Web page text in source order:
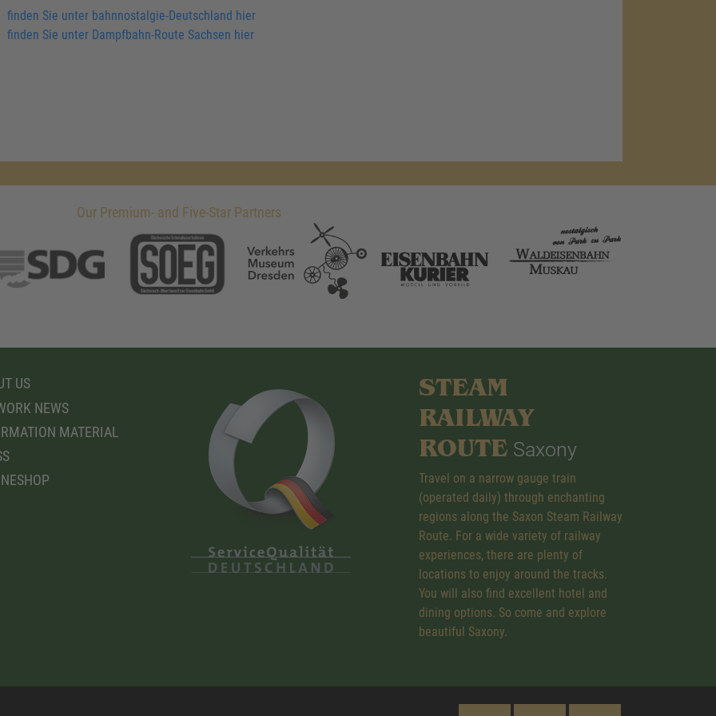
finden Sie unter bahnnostalgie-Deutschland hier
finden Sie unter Dampfbahn-Route Sachsen hier
Our Premium- and Five-Star Partners
US
NEWS
MATERIAL
STEAM
RAILWAY
ROUTE Saxony
Travel on a narrow gauge train
(operated daily) through enchanting
regions along the Saxon Steam Railway
Route. For a wide variety of railway
experiences, there are plenty of
locations to enjoy around the tracks.
You will also find excellent hotel and
dining options. So come and explore
beautiful Saxony.